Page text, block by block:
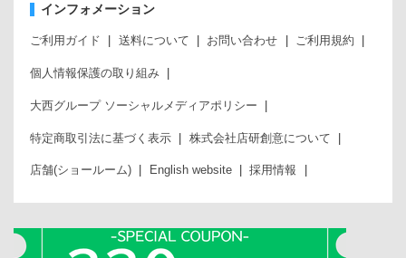
インフォメーション
ご利用ガイド 送料について お問い合わせ ご利用規約
個人情報保護の取り組み
大西グループ ソーシャルメディアポリシー
特定商取引法に基づく表示 株式会社店研創意について
店舗(ショールーム) English website 採用情報